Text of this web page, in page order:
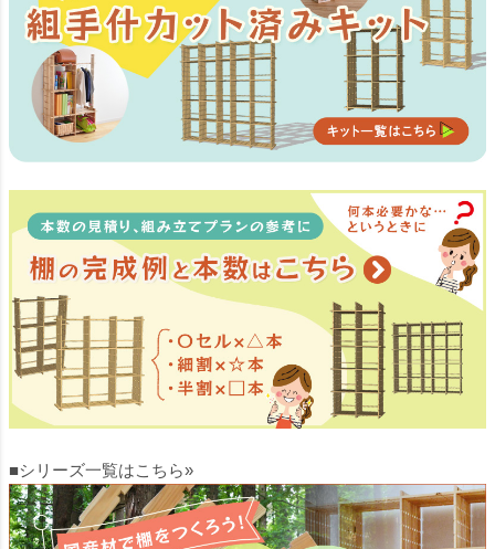
■シリーズ一覧はこちら»